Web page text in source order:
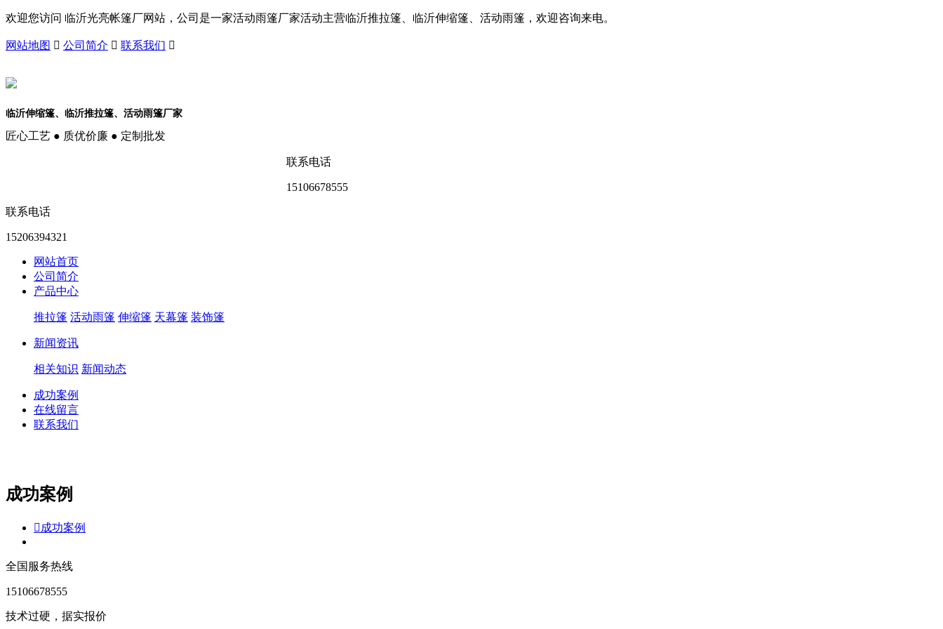
欢迎您访问 临沂光亮帐篷厂网站，公司是一家活动雨篷厂家活动主营临沂推拉篷、临沂伸缩篷、活动雨篷，欢迎咨询来电。
网站地图  公司简介  联系我们 
临沂伸缩篷、临沂推拉篷、活动雨篷厂家
匠心工艺 ● 质优价廉 ● 定制批发
联系电话
15106678555
联系电话
15206394321
网站首页
公司简介
产品中心
推拉篷 活动雨篷 伸缩篷 天幕篷 装饰篷
新闻资讯
相关知识 新闻动态
成功案例
在线留言
联系我们
成功案例
 成功案例
全国服务热线
15106678555
技术过硬，据实报价